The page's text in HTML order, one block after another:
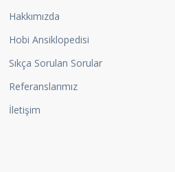
Hakkımızda
Hobi Ansiklopedisi
Sıkça Sorulan Sorular
Referanslarımız
İletişim